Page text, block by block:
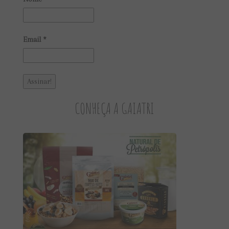
Email *
CONHEÇA A GAIATRI